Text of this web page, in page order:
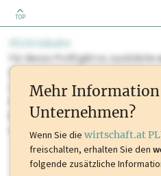
TOP
PLUS Inhalte
Für dieses Profil gibt es zusätzliche
Sie momentan nicht einsehen
oder loggen Sie sich ein um diese
Marken, Patente, Rechtstatsachen,
mehr.
Mehr Information
Unternehmen?
Wenn Sie die wirtschaft.at
freischalten, erhalten Sie den
folgende zusätzliche